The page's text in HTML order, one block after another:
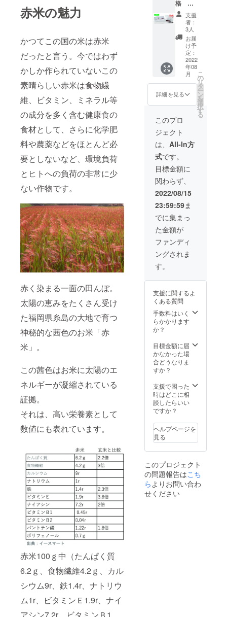
赤米の魅力
かつてこの国の米は赤米
だったと言う。今ではわず
かしか作られていないこの
素晴らしい赤米は食物繊
維、ビタミン、ミネラル等
の成分を多く含む健康食の
食材として、さらに化学肥
料や農薬などをほとんど必
要としないなど、環境負荷
とヒトへの負荷の非常に少
ない作物です。
赤く染まる一面の田んぼ。
太陽の恵みをたくさん受け
た福岡県糸島の大地で育つ
神秘的な茜色のお米「赤
米」。
この茜色はお米に太陽のエ
ネルギーが凝縮されている
証拠。
それは、高い栄養素として
数値にも表れています。
赤米100ｇ中（たんぱく質
6.2ｇ、食物繊維4.2ｇ、カル
シウム9r、鉄1.4r、ナトリウ
ム1r、ビタミンＥ1.9r、ナイ
アシン7.2r、ビタミンＢ1
璃薬局
公式HP
のオン
ライン
健康相
談にて
※お願
い 必
ず備考
欄に、
相談内
容(簡単
(九星気
学に使
用しま
す)を記
載して
くださ
い。公
序良俗
に反す
る内
容、法
令に違
反する
内容な
どはお
受けで
きませ
ん。
玄米
100％
（福岡
県糸島
市） ■
保存方
避け常
温で保
存し、
めにお
召し上
がりく
ださ
配送 ク
リック
ポスト
(郵便)で
しま
す。
格
30％OF
F ※5名
様限
定】 ■
内容量
2ｇ×10
パック
（箱入
り）×20
個 ※送
料・消
費税込
み ■原
材料 赤
米玄米
100％
（福岡
県糸島
市） ■
保存方
法 直射
日光を
避け常
温で保
存し、
開封後
はお早
めにお
召し上
がりく
ださ
マト宅
お届け
しま
す。
支援
者：
3人
お届
け予
定：
2022
年08
月
詳細を見る
こ
の
リ
タ
ー
ン
を
選
択
す
る
このプロ
ジェクト
は、 All-In方
式です。
目標金額に
関わらず、
2022/08/15
23:59:59ま
でに集まっ
た金額が
ファンディ
ングされま
す。
支援に関するよ
くある質問
手数料はいく
らかかります
か？
目標金額に届
かなかった場
合どうなりま
すか？
支援で困った
時はどこに相
談したらいい
ですか？
ヘルプページを
見る
このプロジェクト
の問題報告はこち
ら よりお問い合わ
せください